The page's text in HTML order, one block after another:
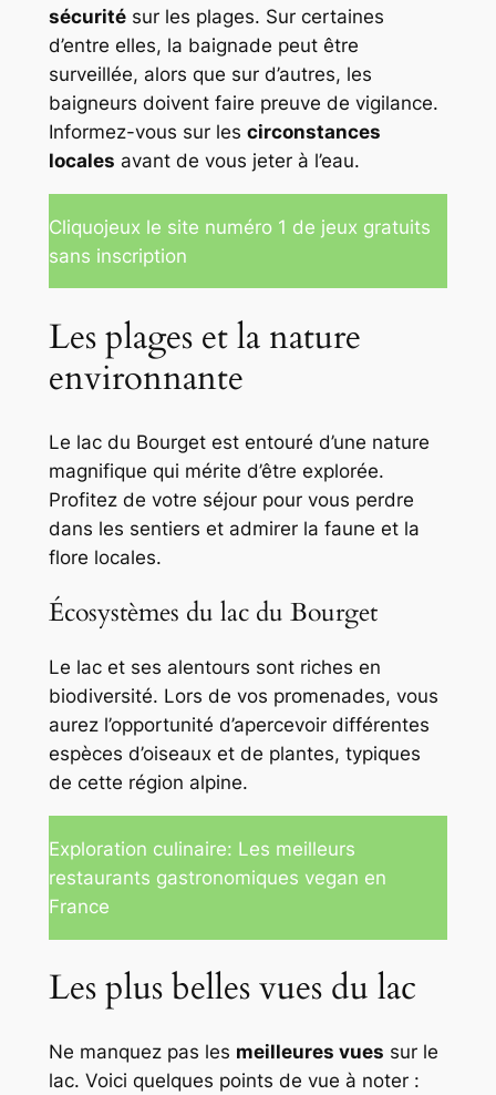
sécuritésur les plages. Sur certaines
d’entre elles, la baignade peut être
surveillée, alors que sur d’autres, les
baigneurs doivent faire preuve de vigilance.
Informez-vous sur les circonstances
locales avant de vous jeter à l’eau.
Cliquojeux le site numéro 1 de jeux gratuits
sans inscription
Les plages et la nature
environnante
Le lac du Bourget est entouré d’une nature
magnifique qui mérite d’être explorée.
Profitez de votre séjour pour vous perdre
dans les sentiers et admirer la faune et la
flore locales.
Écosystèmes du lac du Bourget
Le lac et ses alentours sont riches en
biodiversité. Lors de vos promenades, vous
aurez l’opportunité d’apercevoir différentes
espèces d’oiseaux et de plantes, typiques
de cette région alpine.
Exploration culinaire: Les meilleurs
restaurants gastronomiques vegan en
France
Les plus belles vues du lac
Ne manquez pas les meilleures vues sur le
lac. Voici quelques points de vue à noter :